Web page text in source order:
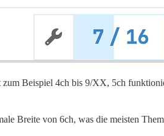
Beispiel 4ch bis 9/XX, 5ch
Breite von 6ch, was die meisten